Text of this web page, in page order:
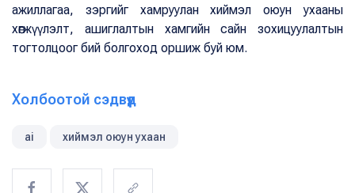
ажиллагаа, зэргийг хамруулан хиймэл оюун ухааны
хөгжүүлэлт, ашиглалтын хамгийн сайн зохицуулалтын
тогтолцоог бий болгоход оршиж буй юм.
Холбоотой сэдвүүд
ai хиймэл оюун ухаан